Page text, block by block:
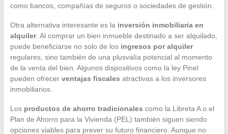
como bancos, compañías de seguros o sociedades de gestión.
Otra alternativa interesante es la inversión inmobiliaria en
alquiler. Al comprar un bien inmueble destinado a ser alquilado,
puede beneficiarse no solo de los ingresos por alquiler
regulares, sino también de una plusvalía potencial al momento
de la venta del bien. Algunos dispositivos como la ley Pinel
pueden ofrecer ventajas fiscales atractivas a los inversores
inmobiliarios.
Los productos de ahorro tradicionales como la Libreta A o el
Plan de Ahorro para la Vivienda (PEL) también siguen siendo
opciones viables para prever su futuro financiero. Aunque no